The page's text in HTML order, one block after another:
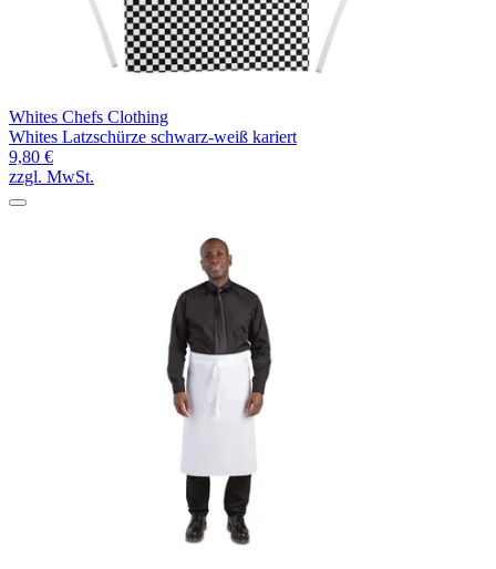
Whites Chefs Clothing
Whites Latzschürze schwarz-weiß kariert
9,80 €
zzgl. MwSt.